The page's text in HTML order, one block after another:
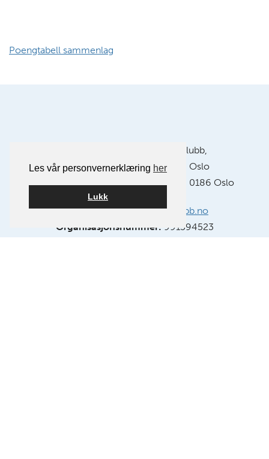
Les vår personvernerklæring her
Lukk
Poengtabell sammenlag
Oslo Kamera Klubb,
Postboks 1121 Sentrum, 0104 Oslo
Chr. Krohgs gate 10, 0186 Oslo
E-post: info@oslokameraklubb.no
Organisasjonsnummer: 991594523